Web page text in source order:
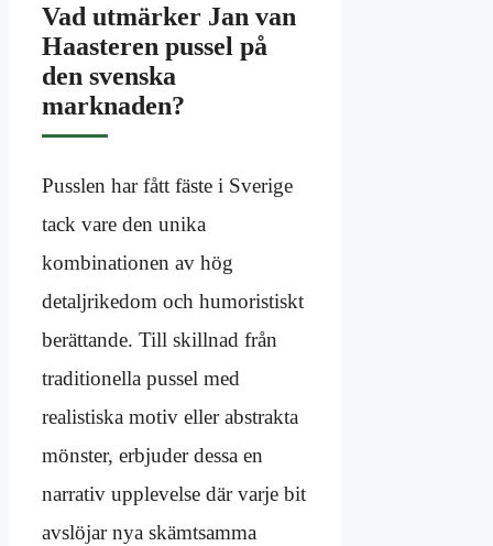
Vad utmärker Jan van
Haasteren pussel på
den svenska
marknaden?
Pusslen har fått fäste i Sverige
tack vare den unika
kombinationen av hög
detaljrikedom och humoristiskt
berättande. Till skillnad från
traditionella pussel med
realistiska motiv eller abstrakta
mönster, erbjuder dessa en
narrativ upplevelse där varje bit
avslöjar nya skämtsamma